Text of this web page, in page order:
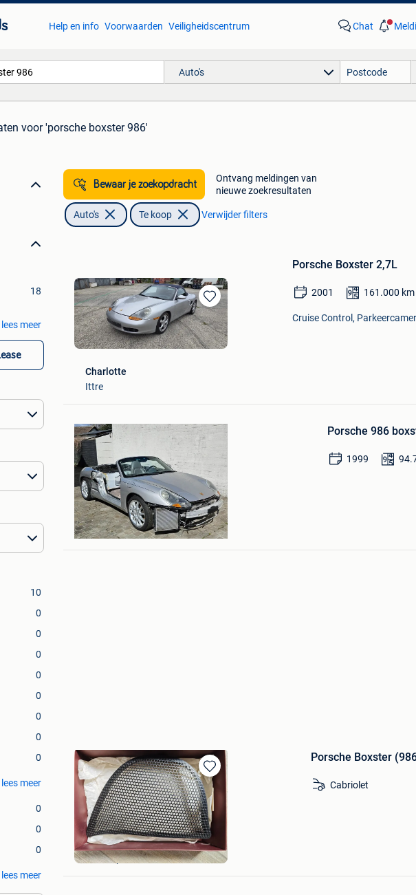
Help en info Voorwaarden Veiligheidscentrum Chat
Auto's
voor 'porsche boxster 986'
18
lees meer
10
0
0
0
0
0
0
0
0
lees meer
0
0
0
lees meer
Bewaar je zoekopdracht
Ontvang meldingen van
nieuwe zoekresultaten
Auto's Te koop Verwijder filters
Bewaren
in
Mijn
Favorieten
Porsche Boxster 2,7L
2001 161.000 km
Cruise Control,
Charlotte
Ittre
Porsche 986
1999
J.Hens
Wuustwezel
Bewaren
in
Mijn
Favorieten
Porsche Boxster
Cabriolet
2fast4you
Antwerpen